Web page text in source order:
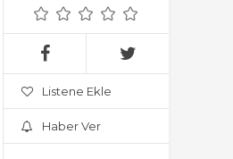
Listene Ekle
Haber Ver